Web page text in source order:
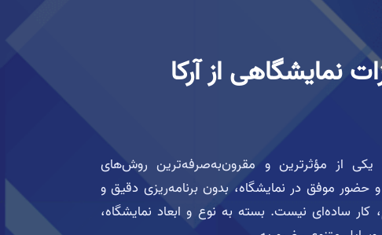
نمایشگاهی از آرکا
از مؤثرترین و مقرون‌به‌صرفه‌ترین روش‌های
و حضور موفق در نمایشگاه، بدون برنامه‌ریزی دقیق و
کار ساده‌ای نیست. بسته به نوع و ابعاد نمایشگاه،